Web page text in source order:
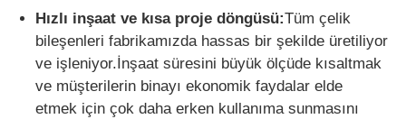
Hızlı inşaat ve kısa proje döngüsü:Tüm çelik
bileşenleri fabrikamızda hassas bir şekilde üretiliyor
ve işleniyor.İnşaat süresini büyük ölçüde kısaltmak
ve müşterilerin binayı ekonomik faydalar elde
etmek için çok daha erken kullanıma sunmasını